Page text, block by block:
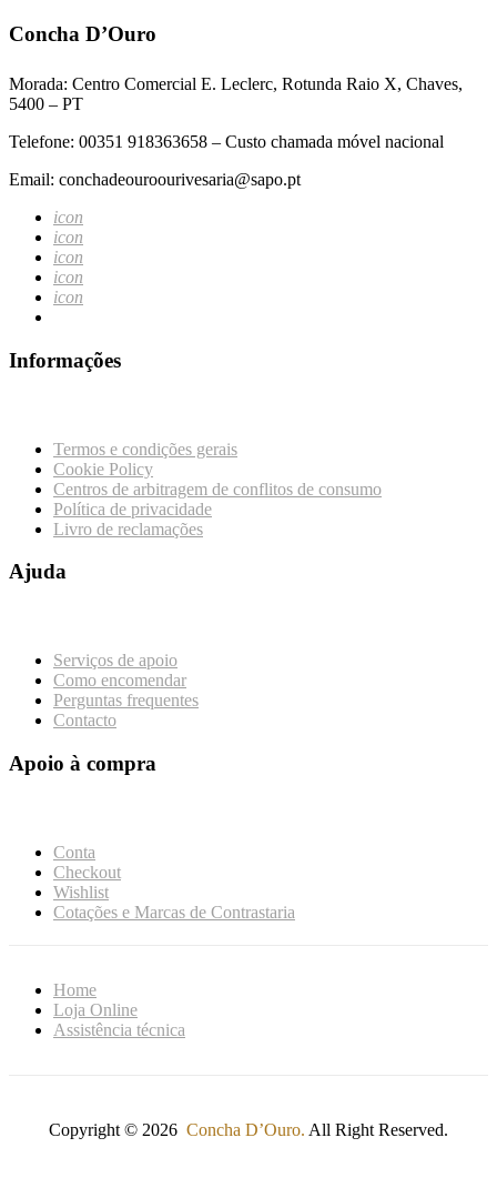
Concha D’Ouro
Morada: Centro Comercial E. Leclerc, Rotunda Raio X, Chaves,
5400 – PT
Telefone: 00351 918363658 – Custo chamada móvel nacional
Email: conchadeouroourivesaria@sapo.pt
icon
icon
icon
icon
icon
Informações
Termos e condições gerais
Cookie Policy
Centros de arbitragem de conflitos de consumo
Política de privacidade
Livro de reclamações
Ajuda
Serviços de apoio
Como encomendar
Perguntas frequentes
Contacto
Apoio à compra
Conta
Checkout
Wishlist
Cotações e Marcas de Contrastaria
Home
Loja Online
Assistência técnica
Copyright © 2026 Concha D’Ouro. All Right Reserved.